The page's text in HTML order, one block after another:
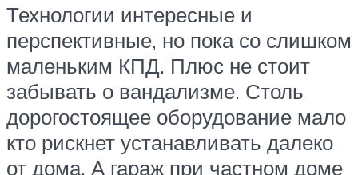
Технологии интересные и
перспективные, но пока со слишком
маленьким КПД. Плюс не стоит
забывать о вандализме. Столь
дорогостоящее оборудование мало
кто рискнет устанавливать далеко
от дома. А гараж при частном доме